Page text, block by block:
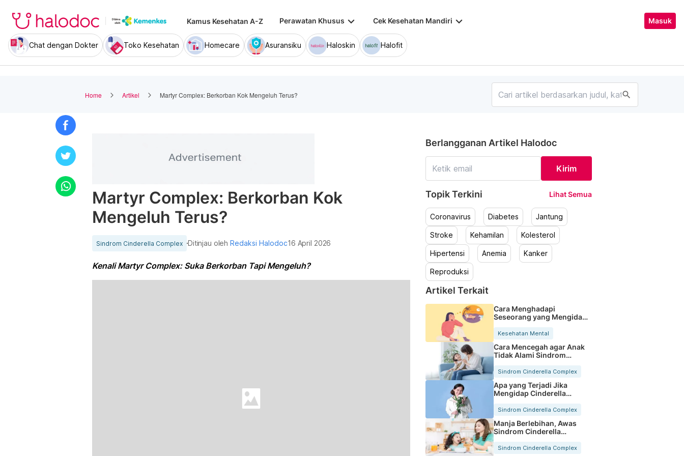
Kamus Kesehatan A-Z Perawatan Khusus keyboard_arrow_down Cek Kesehatan Mandiri keyboard_arrow_down Masuk
Chat dengan Dokter Toko Kesehatan Homecare Asuransiku Haloskin Halofit
Home Artikel Martyr Complex: Berkorban Kok Mengeluh Terus? search
Martyr Complex: Berkorban Kok
Mengeluh Terus?
Sindrom Cinderella Complex Ditinjau olehRedaksi Halodoc16 April 2026
Kenali Martyr Complex: Suka Berkorban Tapi Mengeluh?
Berlangganan Artikel Halodoc
Kirim
Topik Terkini Lihat Semua
Coronavirus Diabetes Jantung
Stroke Kehamilan Kolesterol
Hipertensi Anemia Kanker
Reproduksi
Artikel Terkait
Cara Menghadapi
Seseorang yang Mengidap
Kesehatan Mental
Cara Mencegah agar Anak
Tidak Alami Sindrom
Sindrom Cinderella Complex
Apa yang Terjadi Jika
Mengidap Cinderella
Sindrom Cinderella Complex
Manja Berlebihan, Awas
Sindrom Cinderella
Complex
Sindrom Cinderella Complex